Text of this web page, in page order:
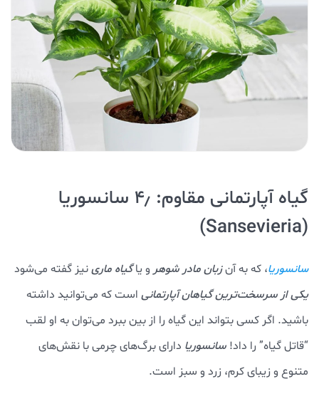
گیاه آپارتمانی مقاوم: ۴٫ سانسوریا
(Sansevieria)
سانسوریا، که به آنزبان مادر شوهر و یاگیاه مارینیز گفته می‌شود
یکی از سرسخت‌ترین گیاهان آپارتمانی است که می‌توانید داشته
باشید. اگر کسی بتواند این گیاه را از بین ببرد می‌توان به او لقب
“قاتل گیاه” را داد! سانسوریا دارای برگ‌های چرمی با نقش‌های
متنوع و زیبای کرم، زرد و سبز است.